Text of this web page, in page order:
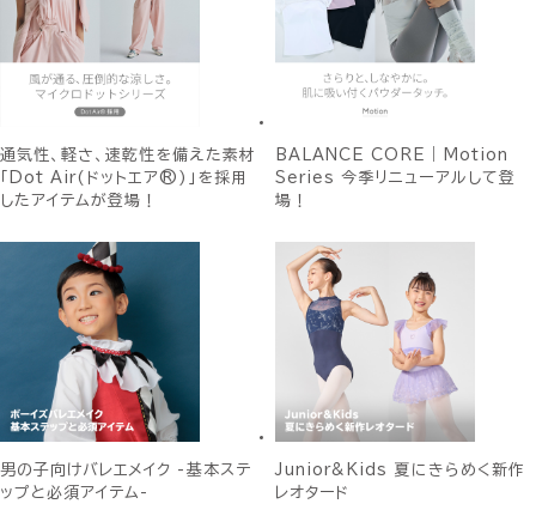
通気性、軽さ、速乾性を備えた素材
「Dot Air(ドットエア®)」を採用
したアイテムが登場！
BALANCE CORE｜Motion
Series 今季リニューアルして登
場！
男の子向けバレエメイク -基本ステ
ップと必須アイテム-
Junior&Kids 夏にきらめく新作
レオタード